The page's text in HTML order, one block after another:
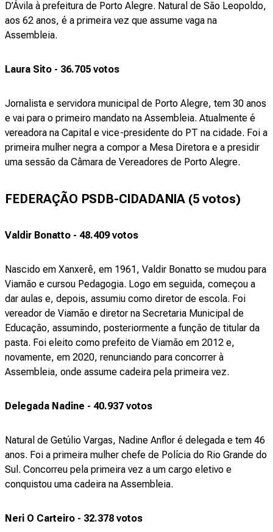
D’Ávila à prefeitura de Porto Alegre. Natural de São Leopoldo,
aos 62 anos, é a primeira vez que assume vaga na
Assembleia.
Laura Sito - 36.705 votos
Jornalista e servidora municipal de Porto Alegre, tem 30 anos
e vai para o primeiro mandato na Assembleia. Atualmente é
vereadora na Capital e vice-presidente do PT na cidade. Foi a
primeira mulher negra a compor a Mesa Diretora e a presidir
uma sessão da Câmara de Vereadores de Porto Alegre.
FEDERAÇÃO PSDB-CIDADANIA (5 votos)
Valdir Bonatto - 48.409 votos
Nascido em Xanxerê, em 1961, Valdir Bonatto se mudou para
Viamão e cursou Pedagogia. Logo em seguida, começou a
dar aulas e, depois, assumiu como diretor de escola. Foi
vereador de Viamão e diretor na Secretaria Municipal de
Educação, assumindo, posteriormente a função de titular da
pasta. Foi eleito como prefeito de Viamão em 2012 e,
novamente, em 2020, renunciando para concorrer à
Assembleia, onde assume cadeira pela primeira vez.
Delegada Nadine - 40.937 votos
Natural de Getúlio Vargas, Nadine Anflor é delegada e tem 46
anos. Foi a primeira mulher chefe de Polícia do Rio Grande do
Sul. Concorreu pela primeira vez a um cargo eletivo e
conquistou uma cadeira na Assembleia.
Neri O Carteiro - 32.378 votos